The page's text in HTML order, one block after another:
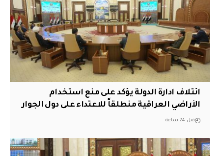
ائتلاف ادارة الدولة يؤكد على منع استخدام
الأراضي العراقية منطلقاً للاعتداء على دول الجوار
قبل 24 ساعة